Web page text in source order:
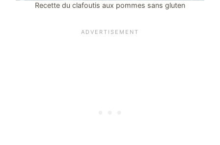
Recette du clafoutis aux pommes sans gluten